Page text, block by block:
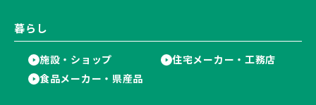
暮らし
施設・ショップ
住宅メーカー・工務店
食品メーカー・県産品